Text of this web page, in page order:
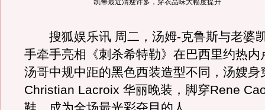
凯蒂最近清瘦许多，穿衣品味大幅度提升
搜狐娱乐讯 周二，汤姆-克鲁斯与老婆
手牵手亮相《刺杀希特勒》在巴西里约热内
汤哥中规中距的黑色西装造型不同，汤嫂身
Christian Lacroix 华丽晚装，脚穿Rene